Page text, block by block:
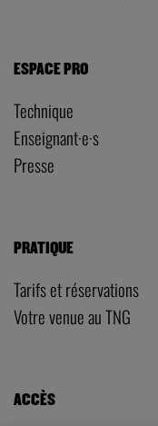
ESPACE PRO
Technique
Enseignant·e·s
Presse
PRATIQUE
Tarifs et réservations
Votre venue au TNG
ACCÈS